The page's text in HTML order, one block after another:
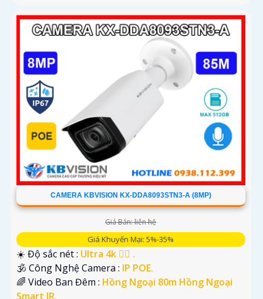
CAMERA KBVISION KX-DDA8093STN3-A (8MP)
Giá Bán: liên hệ
Giá Khuyến Mại: 5%-35%
☀️ Độ sắc nét : Ultra 4k 👍🏾 .
🕉️ Công Nghệ Camera : IP POE.
🌈 Video Ban Đêm : Hồng Ngoại 80m Hồng Ngoại
Smart IR.